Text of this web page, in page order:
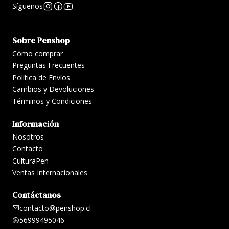
Síguenos
Sobre Penshop
Cómo comprar
Preguntas Frecuentes
Política de Envíos
Cambios y Devoluciones
Términos y Condiciones
Información
Nosotros
Contacto
CulturaPen
Ventas Internacionales
Contáctanos
contacto@penshop.cl
56999495046